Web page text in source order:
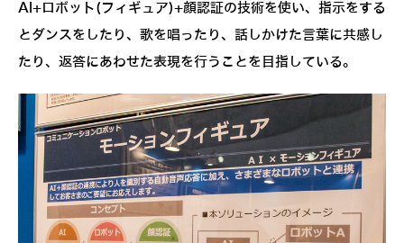
AI+ロボット(フィギュア)+顔認証の技術を使い、指示をする
とダンスをしたり、歌を唱ったり、話しかけた言葉に共感し
たり、返答にあわせた表現を行うことを目指している。